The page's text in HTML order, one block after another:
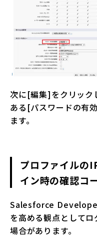
次に[編集]をクリック
ある[パスワードの有
ます。
プロファイルの
イン時の確認コ
Salesforce
を高める観点として
場合があります。